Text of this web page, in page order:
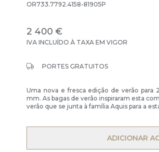
OR733.7792.4158-81905P
2 400 €
IVA INCLUÍDO À TAXA EM VIGOR
PORTES GRATUITOS
Uma nova e fresca edição de verão para
mm. As bagas de verão inspiraram esta
verão que se junta à família Aquis para a
ADICIONAR